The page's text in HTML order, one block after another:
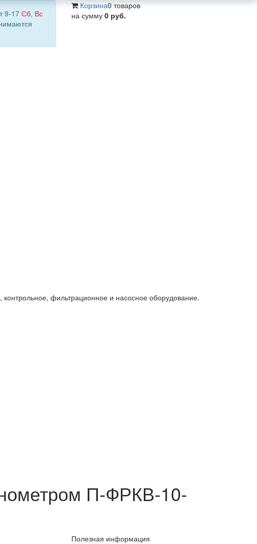
9-17 Сб, Вс
Корзина0 товаров
на сумму 0 руб.
фильтрационное и насосное оборудование.
П-ФРКВ-10-
Полезная информация